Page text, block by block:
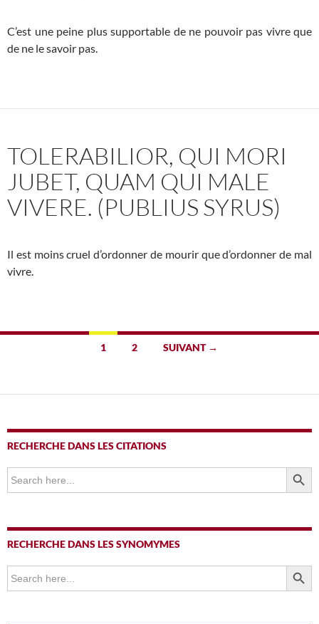
C’est une peine plus supportable de ne pouvoir pas vivre que
de ne le savoir pas.
TOLERABILIOR, QUI MORI
JUBET, QUAM QUI MALE
VIVERE. (PUBLIUS SYRUS)
Il est moins cruel d’ordonner de mourir que d’ordonner de mal
vivre.
articles
1 2 SUIVANT →
RECHERCHE DANS LES CITATIONS
Search
for:
SEARCH
RECHERCHE DANS LES SYNOMYMES
Search
for:
SEARCH